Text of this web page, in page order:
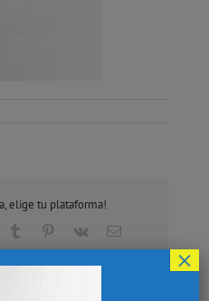
elige tu plataforma!
Tumblr Pinterest
Vk
Correo
×